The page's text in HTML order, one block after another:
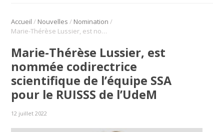
Accueil / Nouvelles / Nomination /
Marie-Thérèse Lussier, est nommée codirectrice scientifique de l’équipe SSA pour le RUISSS de l’UdeM
Marie-Thérèse Lussier, est
nommée codirectrice
scientifique de l’équipe SSA
pour le RUISSS de l’UdeM
12 juillet 2022